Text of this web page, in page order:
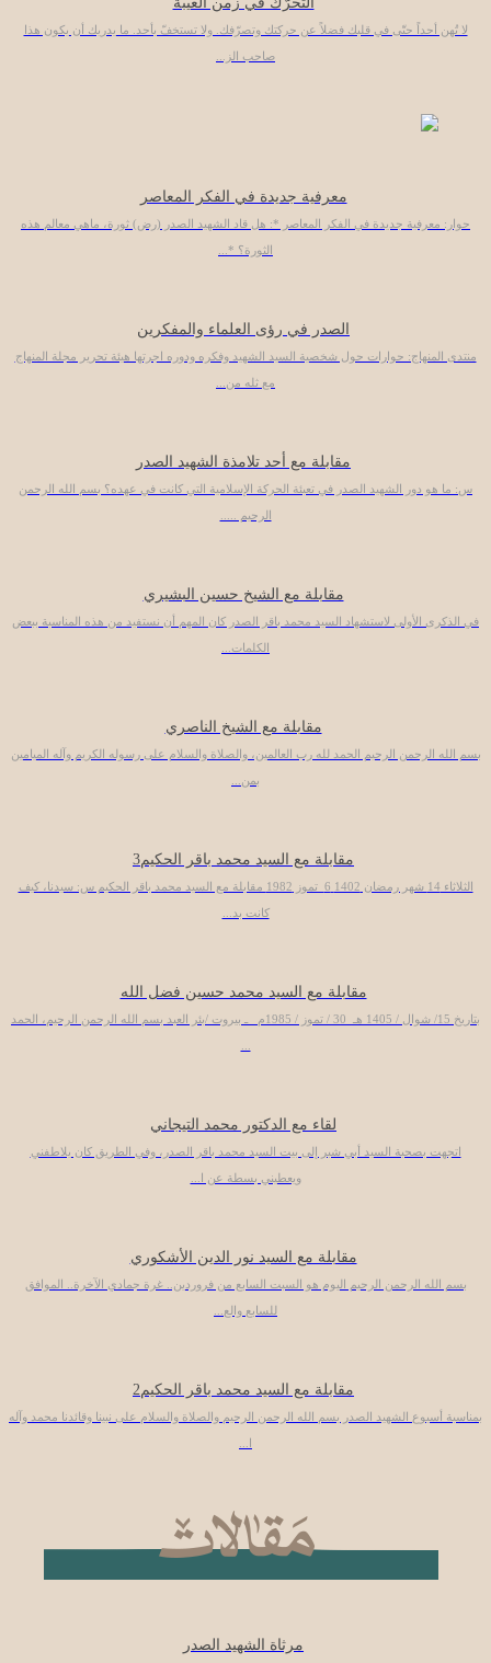
لا تُهن أحداً حتّى في قلبك فضلاً عن حركتك وتصرّفك. ولا تستخفّ بأحد. ما يدريك أن يكون هذا
صاحب الز...
معرفية جديدة في الفكر المعاصر
حوار: معرفية جديدة في الفكر المعاصر *: هل قاد الشهيد الصدر (رض) ثورة، ماهي معالم هذه
الثورة؟ *...
الصدر في رؤى العلماء والمفكرين
منتدى المنهاج: حوارات حول شخصية السيد الشهيد وفكره ودوره اجرتها هيئة تحرير مجلة المنهاج
مع ثله من...
مقابلة مع أحد تلامذة الشهيد الصدر
س: ما هو دور الشهيد الصدر في تعبئة الحركة الإسلامية التي كانت في عهده؟ بسم الله الرحمن
الرحيم .....
مقابلة مع الشيخ حسين البشيري
في الذكرى الأولى لاستشهاد السيد محمد باقر الصدر كان المهم أن نستفيد من هذه المناسبة ببعض
الكلمات...
مقابلة مع الشيخ الناصري
بسم الله الرحمن الرحيم الحمد لله رب العالمين، والصلاة والسلام على رسوله الكريم وآله الميامين
بمن...
مقابلة مع السيد محمد باقر الحكيم3
الثلاثاء 14 شهر رمضان 1402 6 تموز 1982 مقابلة مع السيد محمد باقر الحكيم س: سيدنا، كيف
كانت بد...
مقابلة مع السيد محمد حسين فضل الله
بتاريخ 15/ شوال / 1405 هـ 30 / تموز / 1985م ـ بيروت /بئر العبد بسم الله الرحمن الرحيم، الحمد
...
لقاء مع الدكتور محمد التيجاني
اتجهت بصحبة السيد أبي شبر إلى بيت السيد محمد باقر الصدر، وفي الطريق كان يلاطفني
ويعطيني بسطة عن ا...
مقابلة مع السيد نور الدين الأشكوري
بسم الله الرحمن الرحيم اليوم هو السبت السابع من فروردين.. غرة جمادي الآخرة.. الموافق
للسابع والع...
مقابلة مع السيد محمد باقر الحكيم2
بمناسبة أسبوع الشهيد الصدر بسم الله الرحمن الرحيم والصلاة والسلام على نبينا وقائدنا محمد وآله
ا...
مرثاة الشهيد الصدر